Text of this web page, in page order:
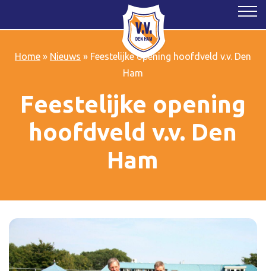
Home» Nieuws » Feestelijke opening hoofdveld v.v. Den
Ham
Feestelijke opening
hoofdveld v.v. Den
Ham